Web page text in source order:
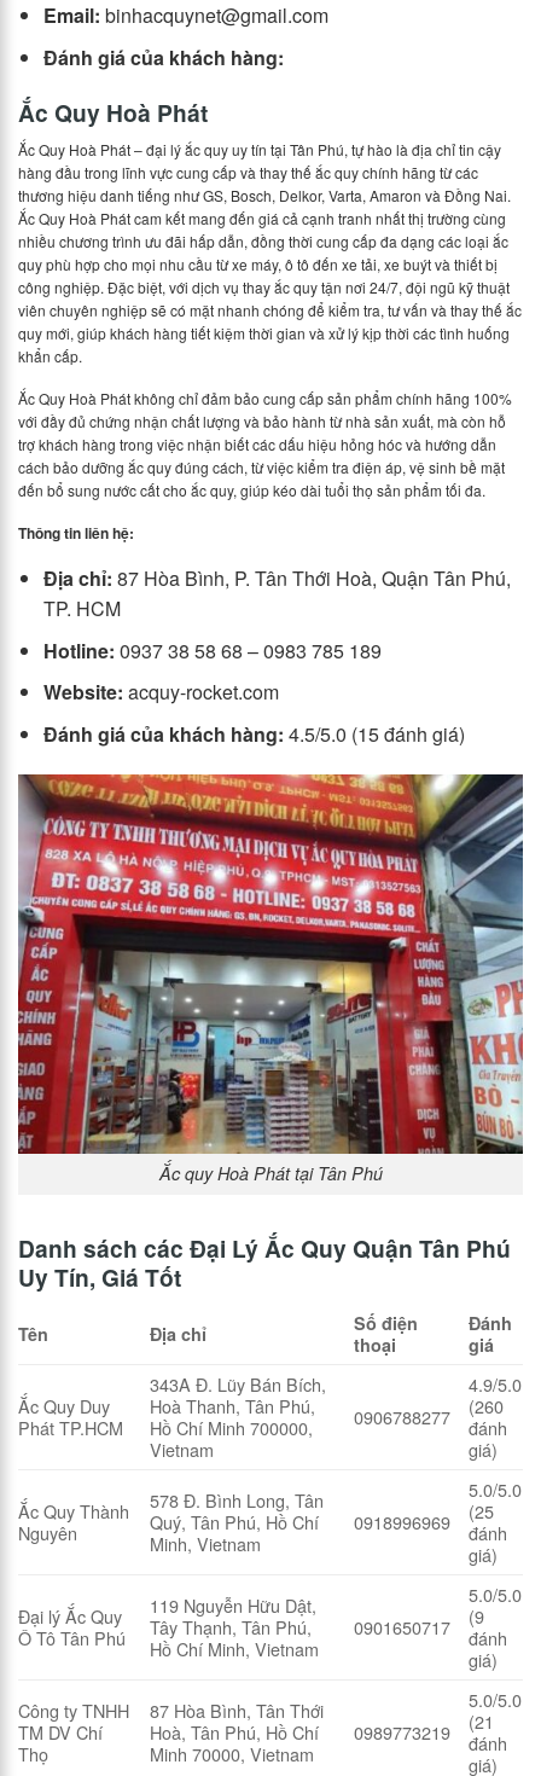
Email: binhacquynet@gmail.com
Đánh giá của khách hàng:
Ắc Quy Hoà Phát
Ắc Quy Hoà Phát – đại lý ắc quy uy tín tại Tân Phú, tự hào là địa chỉ tin cậy
hàng đầu trong lĩnh vực cung cấp và thay thế ắc quy chính hãng từ các
thương hiệu danh tiếng như GS, Bosch, Delkor, Varta, Amaron và Đồng Nai.
Ắc Quy Hoà Phát cam kết mang đến giá cả cạnh tranh nhất thị trường cùng
nhiều chương trình ưu đãi hấp dẫn, đồng thời cung cấp đa dạng các loại ắc
quy phù hợp cho mọi nhu cầu từ xe máy, ô tô đến xe tải, xe buýt và thiết bị
công nghiệp. Đặc biệt, với dịch vụ thay ắc quy tận nơi 24/7, đội ngũ kỹ thuật
viên chuyên nghiệp sẽ có mặt nhanh chóng để kiểm tra, tư vấn và thay thế ắc
quy mới, giúp khách hàng tiết kiệm thời gian và xử lý kịp thời các tình huống
khẩn cấp.
Ắc Quy Hoà Phát không chỉ đảm bảo cung cấp sản phẩm chính hãng 100%
với đầy đủ chứng nhận chất lượng và bảo hành từ nhà sản xuất, mà còn hỗ
trợ khách hàng trong việc nhận biết các dấu hiệu hỏng hóc và hướng dẫn
cách bảo dưỡng ắc quy đúng cách, từ việc kiểm tra điện áp, vệ sinh bề mặt
đến bổ sung nước cất cho ắc quy, giúp kéo dài tuổi thọ sản phẩm tối đa.
Thông tin liên hệ:
Địa chỉ: 87 Hòa Bình, P. Tân Thới Hoà, Quận Tân Phú,
TP. HCM
Hotline: 0937 38 58 68 – 0983 785 189
Website: acquy-rocket.com
Đánh giá của khách hàng: 4.5/5.0 (15 đánh giá)
Ắc quy Hoà Phát tại Tân Phú
Danh sách các Đại Lý Ắc Quy Quận Tân Phú
Uy Tín, Giá Tốt
Tên Địa chỉ
Số điện
thoại
Đánh
giá
Ắc Quy Duy
Phát TP.HCM
343A Đ. Lũy Bán Bích,
Hoà Thanh, Tân Phú,
Hồ Chí Minh 700000,
Vietnam
0906788277
4.9/5.0
(260
đánh
giá)
Ắc Quy Thành
Nguyên
578 Đ. Bình Long, Tân
Quý, Tân Phú, Hồ Chí
Minh, Vietnam
0918996969
5.0/5.0
(25
đánh
giá)
Đại lý Ắc Quy
Ô Tô Tân Phú
119 Nguyễn Hữu Dật,
Tây Thạnh, Tân Phú,
Hồ Chí Minh, Vietnam
0901650717
5.0/5.0
(9
đánh
giá)
Công ty TNHH
TM DV Chí
Thọ
87 Hòa Bình, Tân Thới
Hoà, Tân Phú, Hồ Chí
Minh 70000, Vietnam
0989773219
5.0/5.0
(21
đánh
giá)